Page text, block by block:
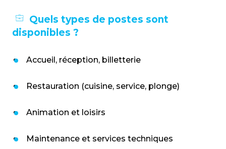
Quels types de postes sont
disponibles ?
Accueil, réception, billetterie
Restauration (cuisine, service, plonge)
Animation et loisirs
Maintenance et services techniques